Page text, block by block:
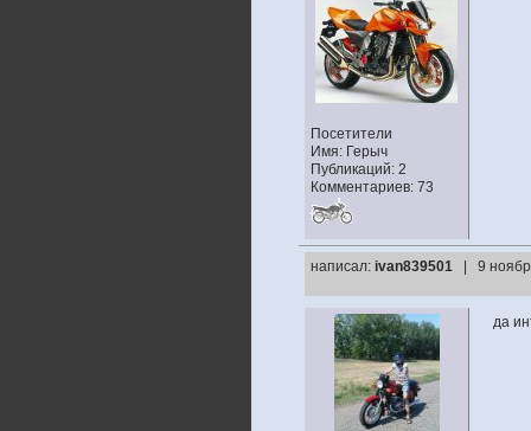
Посетители
Имя: Герыч
Публикаций: 2
Комментариев: 73
написал: ivan839501 | 9
да